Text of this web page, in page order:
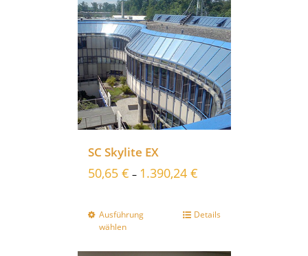
SC Skylite EX
50,65 € – 1.390,24 €
Ausführung
wählen
Details